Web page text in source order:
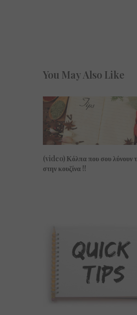
You May Also Like
(video) Κόλπα που σου λύνουν
στην κουζίνα !!